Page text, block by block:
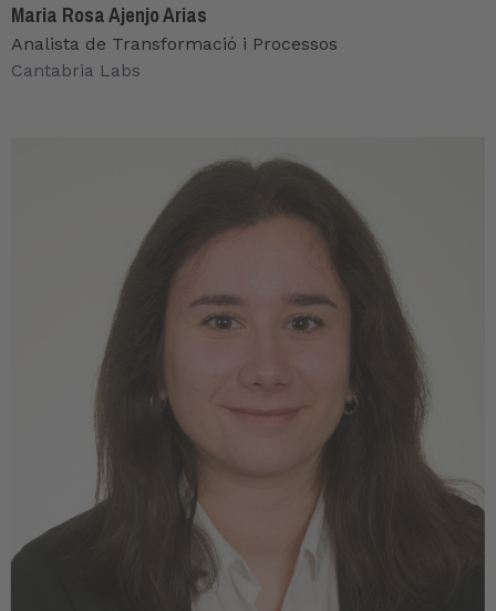
Maria Rosa Ajenjo Arias
Analista de Transformació i Processos
Cantabria Labs